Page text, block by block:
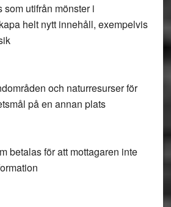
utifrån mönster i
helt nytt innehåll, exempelvis
och naturresurser för
på en annan plats
betalas för att mottagaren inte